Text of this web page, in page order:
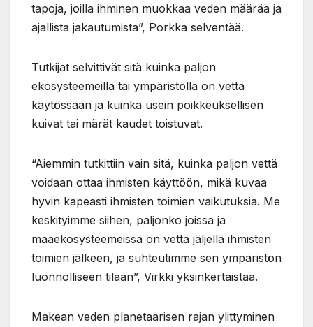
tapoja, joilla ihminen muokkaa veden määrää ja
ajallista jakautumista”, Porkka selventää.
Tutkijat selvittivät sitä kuinka paljon
ekosysteemeillä tai ympäristöllä on vettä
käytössään ja kuinka usein poikkeuksellisen
kuivat tai märät kaudet toistuvat.
“Aiemmin tutkittiin vain sitä, kuinka paljon vettä
voidaan ottaa ihmisten käyttöön, mikä kuvaa
hyvin kapeasti ihmisten toimien vaikutuksia. Me
keskityimme siihen, paljonko joissa ja
maaekosysteemeissä on vettä jäljellä ihmisten
toimien jälkeen, ja suhteutimme sen ympäristön
luonnolliseen tilaan”, Virkki yksinkertaistaa.
Makean veden planetaarisen rajan ylittyminen